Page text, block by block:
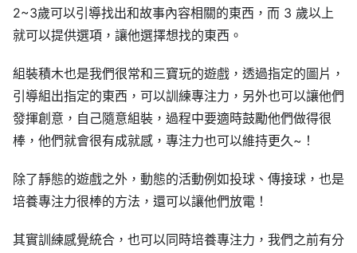
2~3歲可以引導找出和故事內容相關的東西，而 3 歲以上
就可以提供選項，讓他選擇想找的東西。
組裝積木也是我們很常和三寶玩的遊戲，透過指定的圖片，
引導組出指定的東西，可以訓練專注力，另外也可以讓他們
發揮創意，自己隨意組裝，過程中要適時鼓勵他們做得很
棒，他們就會很有成就感，專注力也可以維持更久~！
除了靜態的遊戲之外，動態的活動例如投球、傳接球，也是
培養專注力很棒的方法，還可以讓他們放電！
其實訓練感覺統合，也可以同時培養專注力，我們之前有分